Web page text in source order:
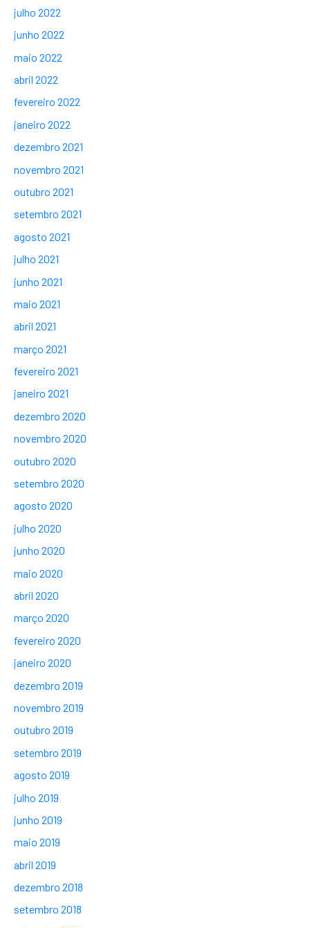
julho 2022
junho 2022
maio 2022
abril 2022
fevereiro 2022
janeiro 2022
dezembro 2021
novembro 2021
outubro 2021
setembro 2021
agosto 2021
julho 2021
junho 2021
maio 2021
abril 2021
março 2021
fevereiro 2021
janeiro 2021
dezembro 2020
novembro 2020
outubro 2020
setembro 2020
agosto 2020
julho 2020
junho 2020
maio 2020
abril 2020
março 2020
fevereiro 2020
janeiro 2020
dezembro 2019
novembro 2019
outubro 2019
setembro 2019
agosto 2019
julho 2019
junho 2019
maio 2019
abril 2019
dezembro 2018
setembro 2018